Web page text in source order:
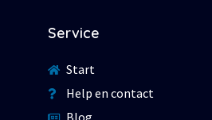
Service
Start
Help en contact
Blog